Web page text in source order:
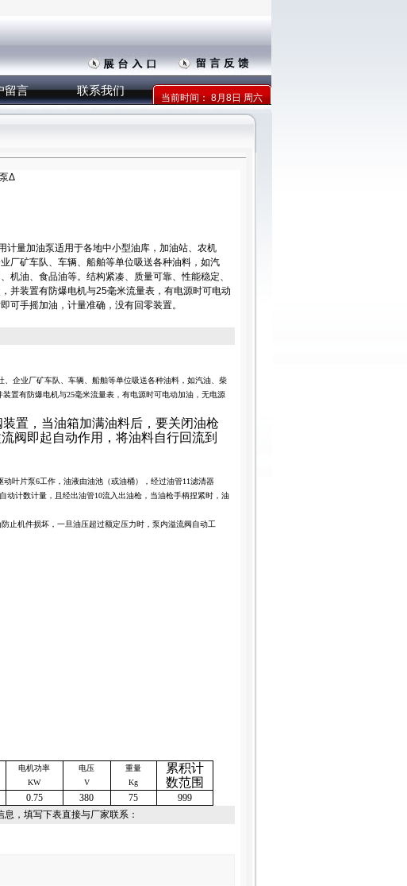
留言 联系我们
当前时间：8月8日 周六
Δ
计量加油泵适用于各地中小型油库，加油站、农机
厂矿车队、车辆、船舶等单位吸送各种油料，如汽
机油、食品油等。结构紧凑、质量可靠、性能稳定、
并装置有防爆电机与25毫米流量表，有电源时可电动
可手摇加油，计量准确，没有回零装置。
企业厂矿车队、车辆、船舶等单位吸送各种油料，如汽油、柴
装置有防爆电机与25毫米流量表，有电源时可电动加油，无电源
置，当油箱加满油料后，要关闭油枪
阀即起自动作用，将油料自行回流到
动叶片泵6工作，油液由油池（或油桶），经过油管11滤清器
动计数计量，且经出油管10流入出油枪，当油枪手柄捏紧时，油
止机件损坏，一旦油压超过额定压力时，泵内溢流阀自动工
电机功率
KW
电压
V
重量
Kg
累积计
数范围
0.75 380 75
999
，填写下表直接与厂家联系：